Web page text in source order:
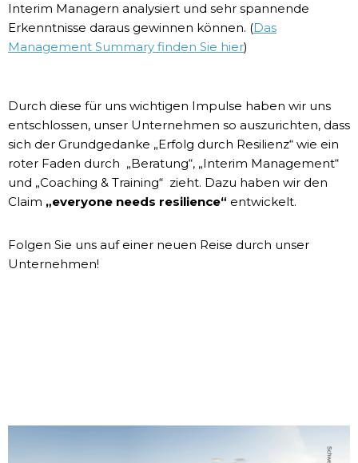
Interim Managern analysiert und sehr spannende
Erkenntnisse daraus gewinnen können. (Das
Management Summary finden Sie hier)
Durch diese für uns wichtigen Impulse haben wir uns
entschlossen, unser Unternehmen so auszurichten, dass
sich der Grundgedanke „Erfolg durch Resilienz“ wie ein
roter Faden durch „Beratung“, „Interim Management“
und „Coaching & Training“ zieht. Dazu haben wir den
Claim „everyone needs resilience“ entwickelt.
Folgen Sie uns auf einer neuen Reise durch unser
Unternehmen!